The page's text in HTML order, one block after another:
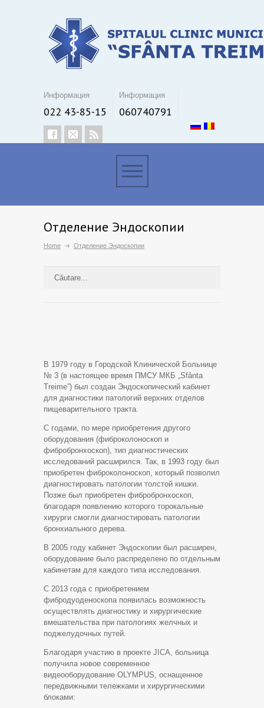
Информация
022 43-85-15
Информация
060740791
Отделение Эндоскопии
Home Отделение Эндоскопии
В 1979 году в Городской Клинической Больнице
№ 3 (в настоящее время ПМСУ МКБ „Sfânta
Treime”) был создан Эндоскопический кабинет
для диагностики патологий верхних отделов
пищеварительного тракта.
С годами, по мере приобретения другого
оборудования (фиброколоноскоп и
фибробронхоскоп), тип диагностических
исследований расширился. Так, в 1993 году был
приобретен фиброколоноскоп, который позволил
диагностировать патологии толстой кишки.
Позже был приобретен фибробронхоскоп,
благодаря появлению которого торокальные
хирурги смогли диагностировать патологии
бронхиального дерева.
В 2005 году кабинет Эндоскопии был расширен,
оборудование было распределено по отдельным
кабинетам для каждого типа исследования.
С 2013 года с приобретением
фибродуоденоскопа появилась возможность
осуществлять диагностику и хирургические
вмешательства при патологиях желчных и
поджелудочных путей.
Благодаря участию в проекте JICA, больница
получила новое современное
видеооборудование OLYMPUS, оснащенное
передвижными тележками и хирургическими
блоками: